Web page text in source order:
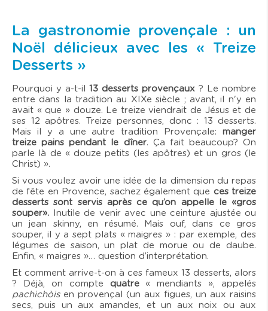
La gastronomie provençale : un
Noël délicieux avec les « Treize
Desserts »
Pourquoi y a-t-il 13 desserts provençaux ? Le nombre
entre dans la tradition au XIXe siècle ; avant, il n'y en
avait « que » douze. Le treize viendrait de Jésus et de
ses 12 apôtres. Treize personnes, donc : 13 desserts.
Mais il y a une autre tradition Provençale: manger
treize pains pendant le dîner. Ça fait beaucoup? On
parle là de « douze petits (les apôtres) et un gros (le
Christ) ».
Si vous voulez avoir une idée de la dimension du repas
de fête en Provence, sachez également que ces treize
desserts sont servis après ce qu’on appelle le «gros
souper». Inutile de venir avec une ceinture ajustée ou
un jean skinny, en résumé. Mais ouf, dans ce gros
souper, il y a sept plats « maigres » : par exemple, des
légumes de saison, un plat de morue ou de daube.
Enfin, « maigres »… question d’interprétation.
Et comment arrive-t-on à ces fameux 13 desserts, alors
? Déjà, on compte quatre« mendiants », appelés
pachichòisen provençal (un aux figues, un aux raisins
secs, puis un aux amandes, et un aux noix ou aux